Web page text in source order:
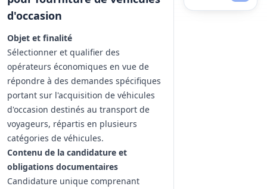
d'occasion
Objet et finalité
Sélectionner et qualifier des
opérateurs économiques en vue de
répondre à des demandes spécifiques
portant sur l'acquisition de véhicules
d'occasion destinés au transport de
voyageurs, répartis en plusieurs
catégories de véhicules.
Contenu de la candidature et
obligations documentaires
Candidature unique comprenant